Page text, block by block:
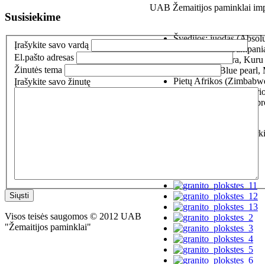
UAB Žemaitijos paminklai
Švedijos: juodas
green), rusvas
Suomijos: Aurora,
Norvegijos: Blue
Pietų Afrikos
Indijos: Vizag blue
Rusijos: Kareliškas
Akmens blokų ir plokščių
Susisiekime
Įrašykite savo vardą
El.pašto adresas
Žinutės tema
Įrašykite savo žinutę
Siųsti
Visos teisės saugomos © 2012 UAB
"Žemaitijos paminklai"